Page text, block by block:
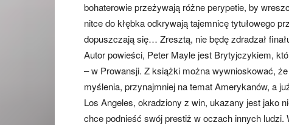
bohaterowie przeżywają różne perypetie, by
nitce do kłębka odkrywają tajemnicę tytułowego
dopuszczają się… Zresztą, nie będę zdradzał
Autor powieści, Peter Mayle jest Brytyjczykiem,
– w Prowansji. Z książki można wywnioskować,
myślenia, przynajmniej na temat Amerykanów, a
Los Angeles, okradziony z win, ukazany jest jako
chce podnieść swój prestiż w oczach innych ludzi.